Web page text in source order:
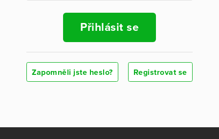
Přihlásit se
Zapomněli jste heslo? Registrovat se